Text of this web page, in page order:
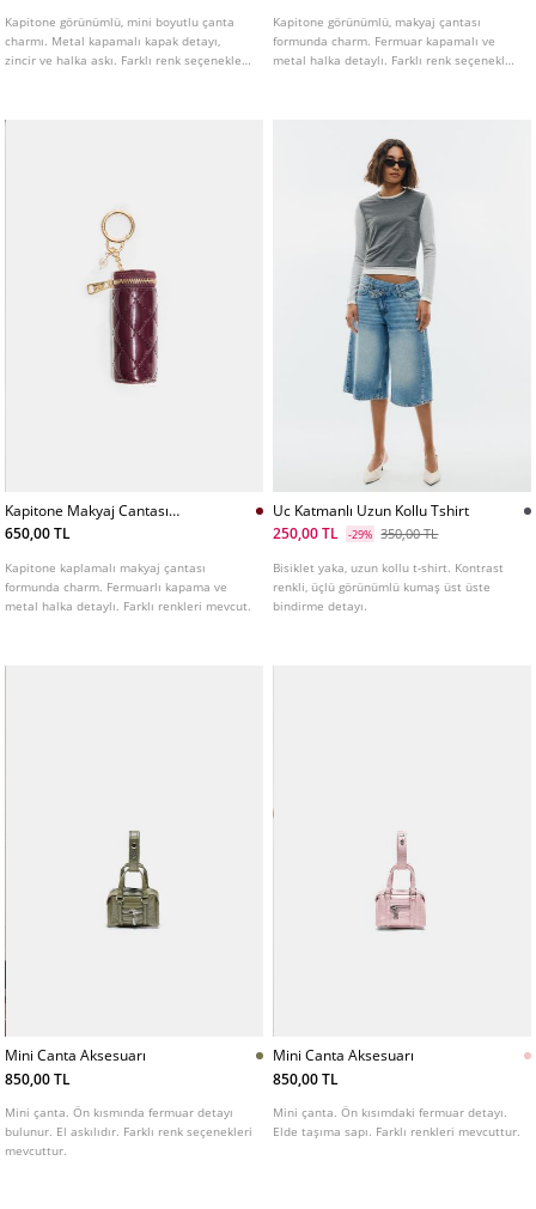
Kapitone görünümlü, mini boyutlu çanta
charmı. Metal kapamalı kapak detayı,
zincir ve halka askı. Farklı renk seçenekleri
Kapitone görünümlü, makyaj çantası
formunda charm. Fermuar kapamalı ve
metal halka detaylı. Farklı renk seçenekleri
Kapitone Makyaj Cantası
Charm
650,00 TL
Kapitone kaplamalı makyaj çantası
formunda charm. Fermuarlı kapama ve
metal halka detaylı. Farklı renkleri mevcut.
Uc Katmanlı Uzun Kollu Tshirt
250,00 TL
-29% 350,00 TL
Bisiklet yaka, uzun kollu t-shirt. Kontrast
renkli, üçlü görünümlü kumaş üst üste
bindirme detayı.
Mini Canta Aksesuarı
850,00 TL
Mini çanta. Ön kısmında fermuar detayı
bulunur. El askılıdır. Farklı renk seçenekleri
mevcuttur.
Mini Canta Aksesuarı
850,00 TL
Mini çanta. Ön kısımdaki fermuar detayı.
Elde taşıma sapı. Farklı renkleri mevcuttur.